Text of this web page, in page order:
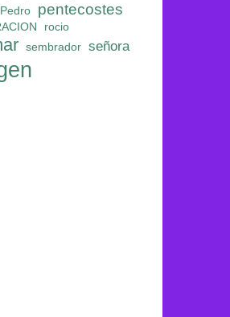
Pedro pentecostes
rocio
sembrador señora